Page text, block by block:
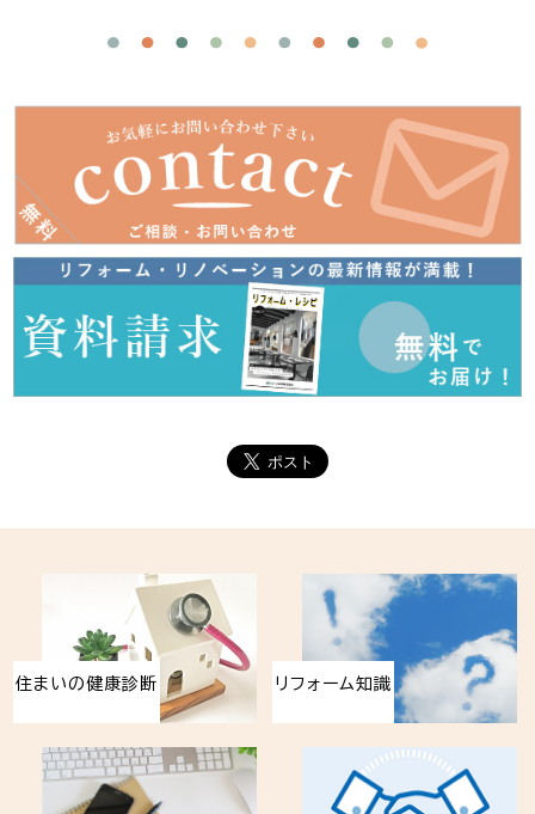
住まいの健康診断 リフォーム知識